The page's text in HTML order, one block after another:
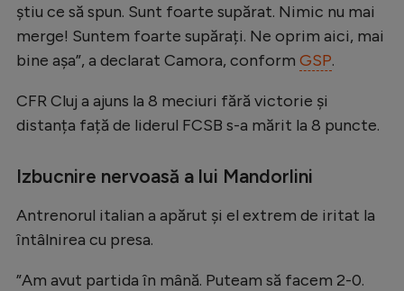
JO 2024
Intră în cont
știu ce să spun. Sunt foarte supărat. Nimic nu mai
merge! Suntem foarte supărați. Ne oprim aici, mai
bine așa”, a declarat Camora, conform GSP.
CFR Cluj a ajuns la 8 meciuri fără victorie și
distanța față de liderul FCSB s-a mărit la 8 puncte.
Izbucnire nervoasă a lui Mandorlini
Antrenorul italian a apărut și el extrem de iritat la
întâlnirea cu presa.
”Am avut partida în mână. Puteam să facem 2-0.